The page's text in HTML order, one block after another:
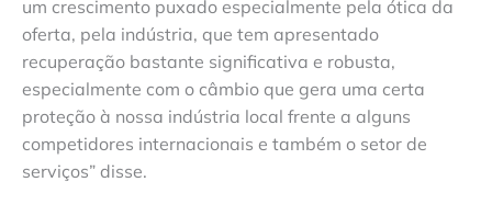
um crescimento puxado especialmente pela ótica da
oferta, pela indústria, que tem apresentado
recuperação bastante significativa e robusta,
especialmente com o câmbio que gera uma certa
proteção à nossa indústria local frente a alguns
competidores internacionais e também o setor de
serviços” disse.